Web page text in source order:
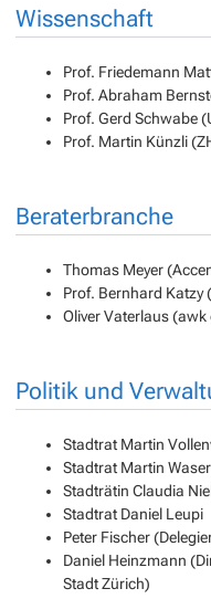
Wissenschaft
Prof. Friedemann
Prof. Abraham
Prof. Gerd Schwabe
Prof. Martin Künzli
Beraterbranche
Thomas Meyer
Prof. Bernhard Katzy
Oliver Vaterlaus (awk
Politik und
Stadtrat Martin
Stadtrat Martin Waser
Stadträtin Claudia
Stadtrat Daniel Leupi
Peter Fischer
Daniel Heinzmann
Stadt Zürich)